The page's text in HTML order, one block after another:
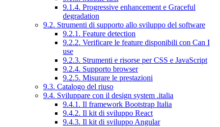
9.1.4. Progressive enhancement e Graceful
degradation
9.2. Strumenti di supporto allo sviluppo del software
9.2.1. Feature detection
9.2.2. Verificare le feature disponibili con Can I
use
9.2.3. Strumenti e risorse per CSS e JavaScript
9.2.4. Supporto browser
9.2.5. Misurare le prestazioni
9.3. Catalogo del riuso
9.4. Sviluppare con il design system .italia
9.4.1. Il framework Bootstrap Italia
9.4.2. Il kit di sviluppo React
9.4.3. Il kit di sviluppo Angular